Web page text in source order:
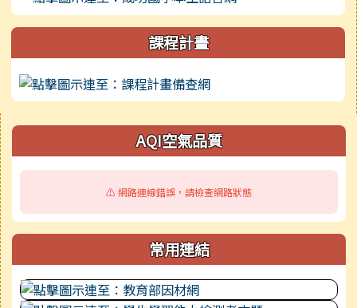
課程計畫
右邊區域內容 AQI空氣品質
⚠️ 網路連線錯誤，請檢查網路狀態
常用連結